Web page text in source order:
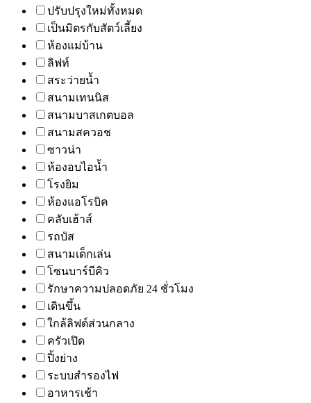
ปรับปรุงใหม่ทั้งหมด
เป็นมิตรกับสัตว์เลี้ยง
ห้องแม่บ้าน
ลิฟท์
สระว่ายน้ำ
สนามเทนนิส
สนามบาสเกตบอล
สนามสควอช
ซาวน่า
ห้องอบไอน้ำ
โรงยิม
ห้องแอโรบิค
คลับเฮ้าส์
รถบัส
สนามเด็กเล่น
โซนบาร์บีคิว
รักษาความปลอดภัย 24 ชั่วโมง
เดินขึ้น
ใกล้ลิฟต์ส่วนกลาง
ครัวเปิด
ปิ้งย่าง
ระบบสำรองไฟ
อาหารเช้า